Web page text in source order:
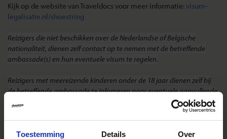
Toestemming Details Over
Kijk op de website van Traveldocs voor meer informatie: visum-
legalisatie.nl/shoestring
Reizigers die niet beschikken over de Nederlandse of Belgische
nationaliteit, dienen zelf contact op te nemen met de betreffende
ambassade(s) en hun eventuele visum te regelen.
Reizigers met meereizende kinderen onder de 18 jaar dienen zelf bij
de betreffende ambassade te infomeren naar eventuele aanvullende